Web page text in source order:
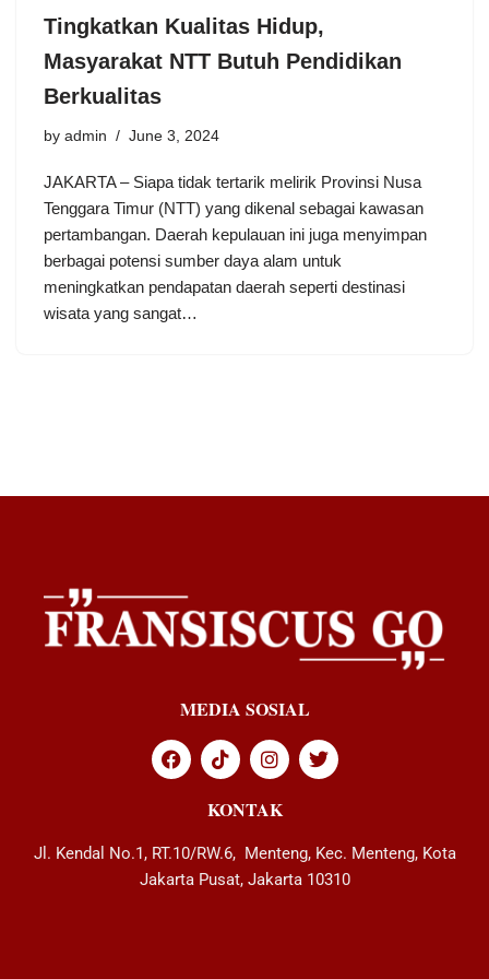
Tingkatkan Kualitas Hidup,
Masyarakat NTT Butuh Pendidikan
Berkualitas
by admin June 3, 2024
JAKARTA – Siapa tidak tertarik melirik Provinsi Nusa
Tenggara Timur (NTT) yang dikenal sebagai kawasan
pertambangan. Daerah kepulauan ini juga menyimpan
berbagai potensi sumber daya alam untuk
meningkatkan pendapatan daerah seperti destinasi
wisata yang sangat…
MEDIA SOSIAL
KONTAK
Jl. Kendal No.1, RT.10/RW.6, Menteng, Kec. Menteng, Kota
Jakarta Pusat, Jakarta 10310